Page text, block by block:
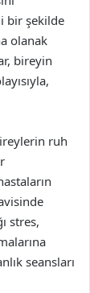
bir şekilde
olanak
bireyin
ruh
stres,
seansları